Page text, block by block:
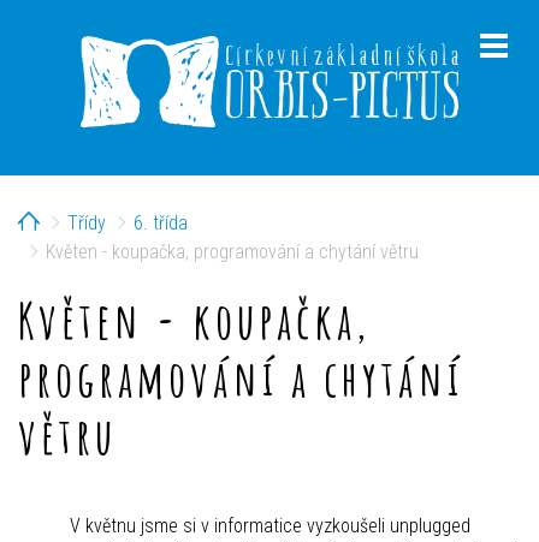
HomeTřídy
6. třída
Květen - koupačka, programování a chytání větru
Květen - koupačka,
programování a chytání
větru
V květnu jsme si v informatice vyzkoušeli unplugged